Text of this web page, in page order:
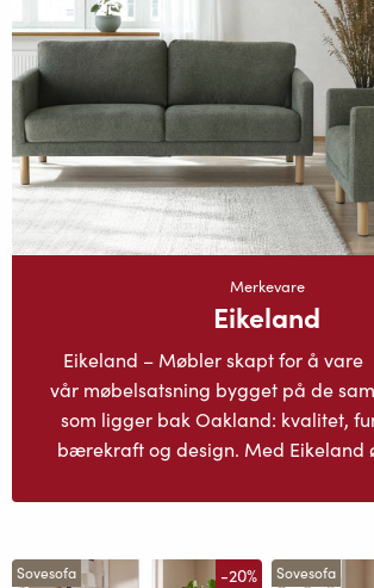
Merkevare
Eikeland
Eikeland – Møbler skapt for å vare
vår møbelsatsning bygget på de
som ligger bak Oakland: kvalitet,
bærekraft og design. Med Eikeland
Sovesofa -20% Sovesofa